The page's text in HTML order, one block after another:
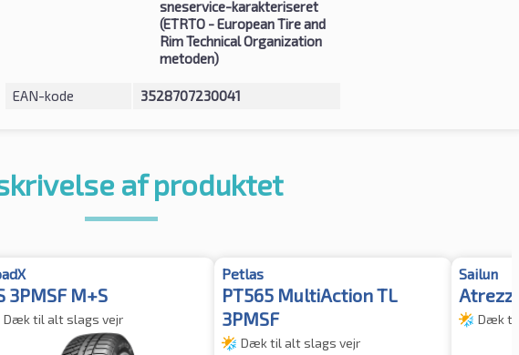
sneservice-karakteriseret
(ETRTO - European Tire and
Rim Technical Organization
metoden)
EAN-kode 3528707230041
af produktet
3PMSF M+S
Dæk til alt slags vejr
Petlas
PT565 MultiAction TL
3PMSF
Dæk til alt slags vejr
Sailun
Dæk til